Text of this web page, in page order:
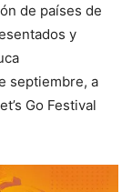
de países de
y
septiembre, a
Go Festival